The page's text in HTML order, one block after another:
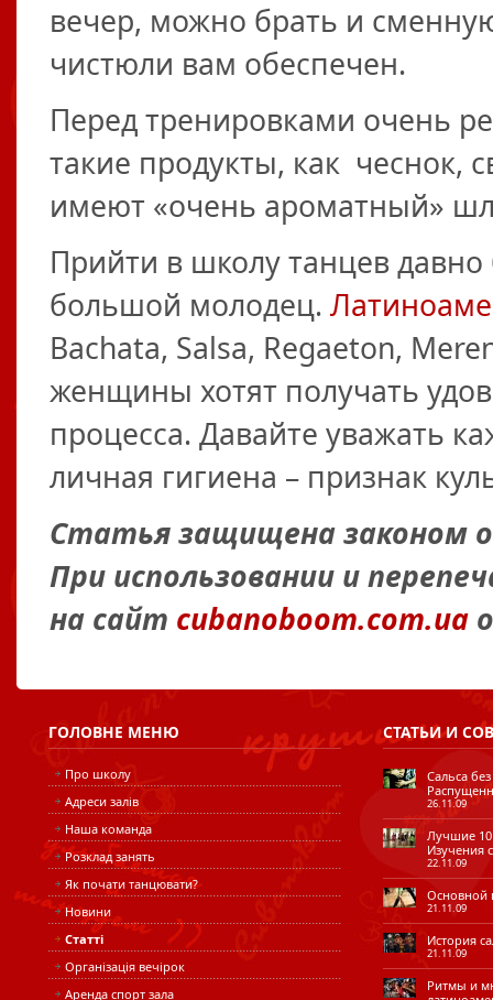
вечер, можно брать и
чистюли вам обеспечен.
Перед тренировками очень
такие продукты, как чеснок,
имеют «очень ароматный»
Прийти в школу танцев
большой молодец.
Bachata, Salsa, Regaeton,
женщины хотят получать
процесса. Давайте уважать
личная гигиена – признак
Статья защищена законом
При использовании и
на сайт cubanoboom.com.ua
ГОЛОВНЕ МЕНЮ
Про школу
Адреси залів
Наша команда
Розклад занять
Як почати танцювати?
Новини
Статті
Організація вечірок
Аренда спорт зала
СТАТЬИИ
Сальса
26.11.09
Лучшие 10
Изучения
22.11.09
Основной
21.11.09
История
21.11.09
Ритмы и